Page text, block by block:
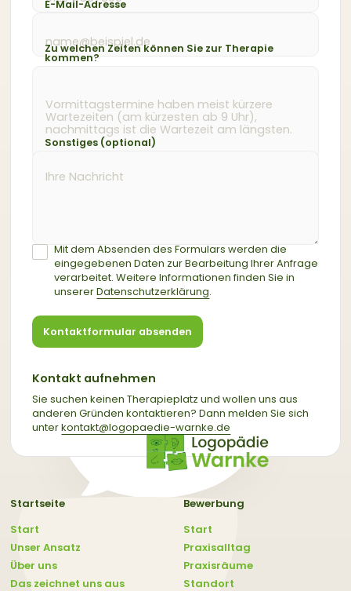
E-Mail-Adresse
Zu welchen Zeiten können Sie zur Therapie
kommen?
Sonstiges (optional)
Mit dem Absenden des Formulars werden die
eingegebenen Daten zur Bearbeitung Ihrer Anfrage
verarbeitet. Weitere Informationen finden Sie in
unsererDatenschutzerklärung.
Kontaktformular absenden
Kontakt aufnehmen
Sie suchen keinen Therapieplatz und wollen uns aus
anderen Gründen kontaktieren? Dann melden Sie sich
unterkontakt@logopaedie-warnke.de
Startseite
Start
Unser Ansatz
Über uns
Das zeichnet uns aus
Bewerbung
Start
Praxisalltag
Praxisräume
Standort